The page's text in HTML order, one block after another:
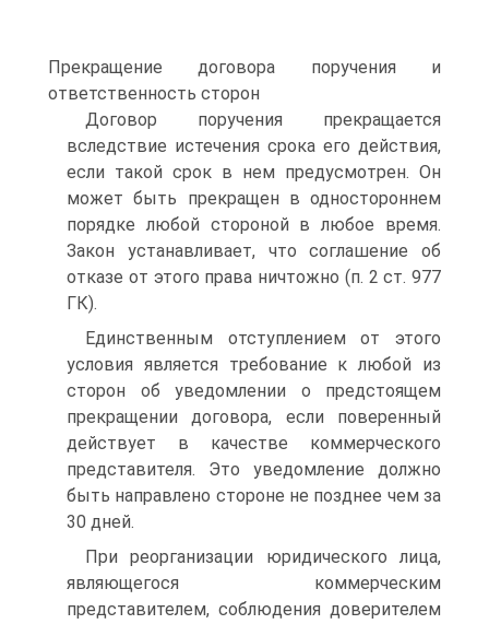
Прекращение договора поручения и
ответственность сторон
Договор поручения прекращается
вследствие истечения срока его действия,
если такой срок в нем предусмотрен. Он
может быть прекращен в одностороннем
порядке любой стороной в любое время.
Закон устанавливает, что соглашение об
отказе от этого права ничтожно (п. 2 ст. 977
ГК).
Единственным отступлением от этого
условия является требование к любой из
сторон об уведомлении о предстоящем
прекращении договора, если поверенный
действует в качестве коммерческого
представителя. Это уведомление должно
быть направлено стороне не позднее чем за
30 дней.
При реорганизации юридического лица,
являющегося коммерческим
представителем, соблюдения доверителем